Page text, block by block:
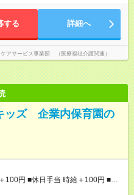
する 詳細へ
アサービス事業部 （医療福祉介護関連）
ッズ 企業内保育園の
100円 ■休日手当 時給＋100円 ■特
末年始※会社カレンダーによる） 時